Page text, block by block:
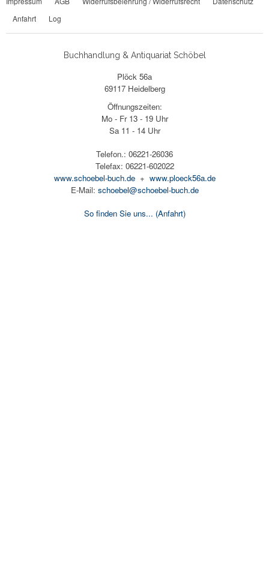
Anfahrt
Log
Buchhandlung & Antiquariat Schöbel
Plöck 56a
69117 Heidelberg
Öffnungszeiten:
Mo - Fr 13 - 19 Uhr
Sa 11 - 14 Uhr
Telefon.: 06221-26036
Telefax: 06221-602022
www.schoebel-buch.de+ www.ploeck56a.de
E-Mail: schoebel@schoebel-buch.de
So finden Sie uns... (Anfahrt)